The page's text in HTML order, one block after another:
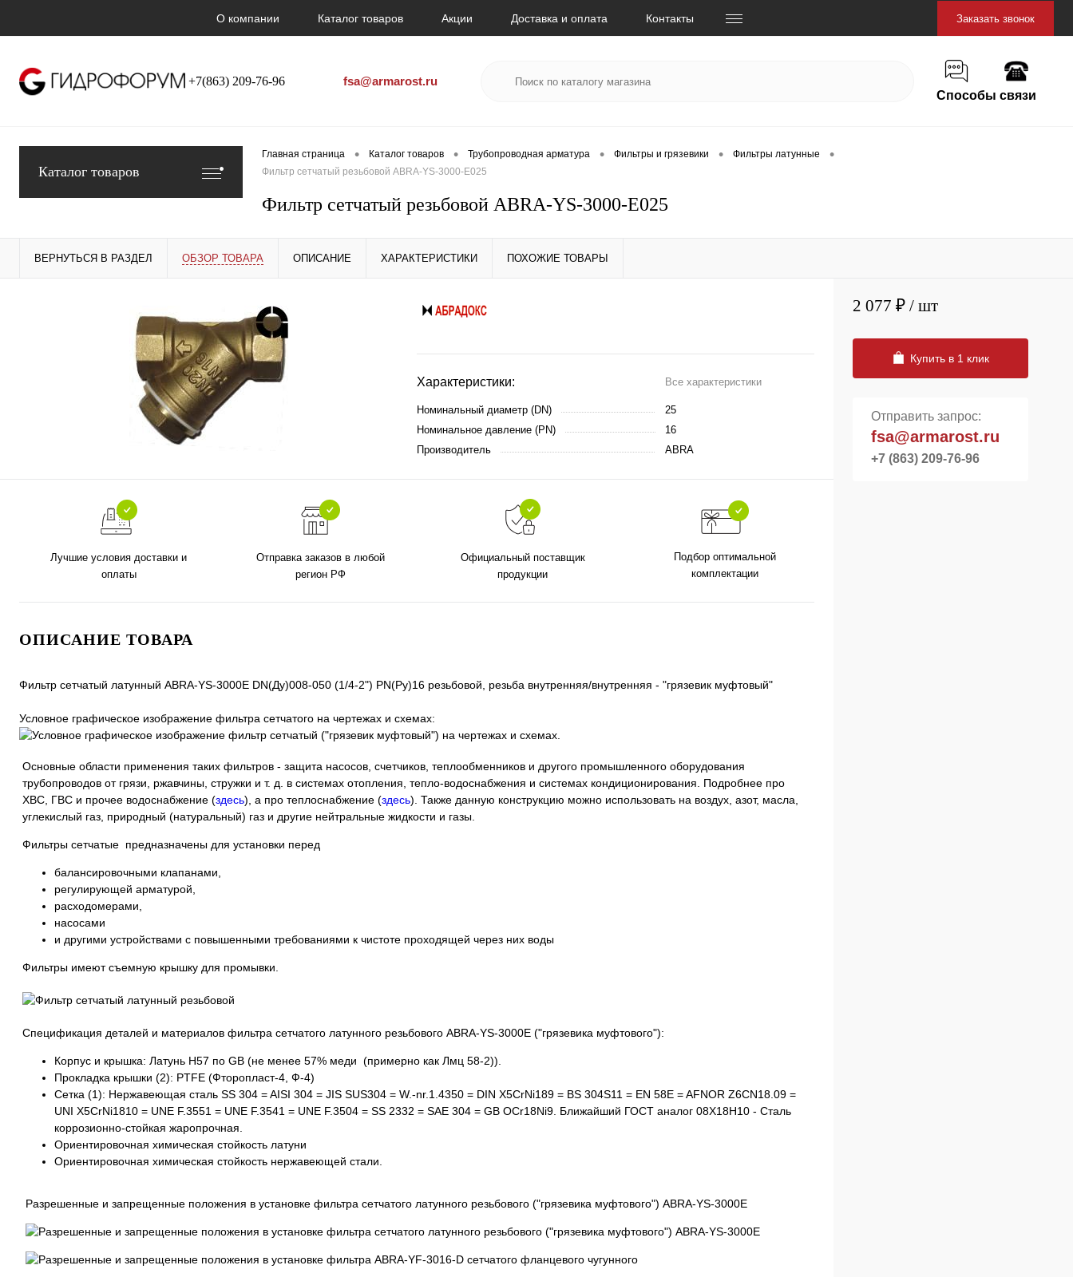
О компании Каталог товаров Акции Доставка и оплата Контакты Заказать звонок
+7(863) 209-76-96
fsa@armarost.ru
Способы связи
Каталог товаров
Главная страница • Каталог товаров • Трубопроводная арматура • Фильтры и грязевики • Фильтры латунные •
Фильтр сетчатый резьбовой ABRA-YS-3000-E025
Фильтр сетчатый резьбовой ABRA-YS-3000-E025
ВЕРНУТЬСЯ В РАЗДЕЛ ОБЗОР ТОВАРА ОПИСАНИЕ ХАРАКТЕРИСТИКИ ПОХОЖИЕ ТОВАРЫ
Характеристики: Все характеристики
Номинальный диаметр (DN)
25
Номинальное давление (PN)
16
Производитель
ABRA
Лучшие условия доставки и
оплаты
Отправка заказов в любой
регион РФ
Официальный поставщик
продукции
Подбор оптимальной
комплектации
ОПИСАНИЕ ТОВАРА
Фильтр сетчатый латунный ABRA-YS-3000E DN(Ду)008-050 (1/4-2") PN(Ру)16 резьбовой, резьба внутренняя/внутренняя - "грязевик муфтовый"
Условное графическое изображение фильтра сетчатого на чертежах и схемах:
Основные области применения таких фильтров - защита насосов, счетчиков, теплообменников и другого промышленного оборудования
трубопроводов от грязи, ржавчины, стружки и т. д. в системах отопления, тепло-водоснабжения и системах кондиционирования. Подробнее про
ХВС, ГВС и прочее водоснабжение (здесь), а про теплоснабжение (здесь). Также данную конструкцию можно использовать на воздух, азот, масла,
углекислый газ, природный (натуральный) газ и другие нейтральные жидкости и газы.
Фильтры сетчатые предназначены для установки перед
балансировочными клапанами,
регулирующей арматурой,
расходомерами,
насосами
и другими устройствами с повышенными требованиями к чистоте проходящей через них воды
Фильтры имеют съемную крышку для промывки.
Спецификация деталей и материалов фильтра сетчатого латунного резьбового ABRA-YS-3000E ("грязевика муфтового"):
Корпус и крышка: Латунь H57 по GB (не менее 57% меди (примерно как Лмц 58-2)).
Прокладка крышки (2): PTFE (Фторопласт-4, Ф-4)
Сетка (1): Нержавеющая сталь SS 304 = AISI 304 = JIS SUS304 = W.-nr.1.4350 = DIN X5CrNi189 = BS 304S11 = EN 58E = AFNOR Z6CN18.09 =
UNI X5CrNi1810 = UNE F.3551 = UNE F.3541 = UNE F.3504 = SS 2332 = SAE 304 = GB OCr18Ni9. Ближайший ГОСТ аналог 08Х18Н10 - Сталь
коррозионно-стойкая жаропрочная.
Ориентировочная химическая стойкость латуни
Ориентировочная химическая стойкость нержавеющей стали.
Разрешенные и запрещенные положения в установке фильтра сетчатого латунного резьбового ("грязевика муфтового") ABRA-YS-3000E
2 077 ₽ / шт
Купить в 1 клик
Отправить запрос:
fsa@armarost.ru
+7 (863) 209-76-96